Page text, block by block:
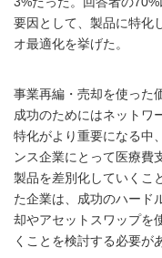
要因として、製品に特化
オ最適化を挙げた。
事業再編・売却を使っ
成功のためにはネットワ
特化がより重要になる中
ンス企業にとって医療費
製品を差別化していくこ
た企業は、成功のハード
却やアセットスワップを
くことを検討する必要が